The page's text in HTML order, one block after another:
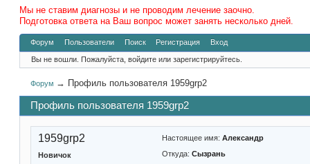
Мы не ставим диагнозы и не проводим лечение заочно.
Подготовка ответа на Ваш вопрос может занять несколько дней.
Форум Пользователи Поиск Регистрация Вход
Вы не вошли. Пожалуйста, войдите или зарегистрируйтесь.
Форум → Профиль пользователя 1959grp2
Профиль пользователя 1959grp2
1959grp2
Новичок
Настоящее имя: Александр
Откуда: Сызрань